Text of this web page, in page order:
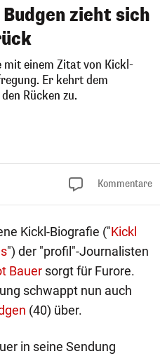
zieht sich
einem Zitat von Kickl-
Er kehrt dem
Rücken zu.
Kommentare
Kickl-Biografie ("Kickl
") der "profil"-Journalisten
Bauer sorgt für Furore.
schwappt nun auch
(40) über.
in seine Sendung